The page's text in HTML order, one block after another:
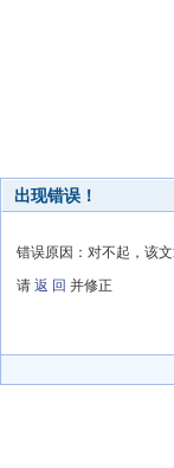
出现错误！
错误原因：对不起，该文
请 返 回 并修正